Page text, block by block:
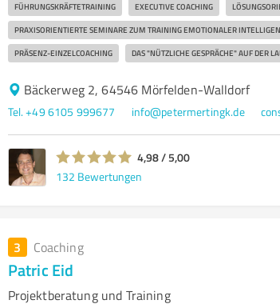
FÜHRUNGSKRÄFTETRAINING EXECUTIVE COACHING
PRAXISORIENTIERTE SEMINARE ZUM TRAINING EMOTIONALER
PRÄSENZ-EINZELCOACHING DAS "NÜTZLICHE GESPRÄCHE" AUF DER
Bäckerweg 2, 64546 Mörfelden-Walldorf
Tel. +49 6105 999677 info@petermertingk.de
4,98 / 5,00
132 Bewertungen
3 Coaching
Patric Eid
Projektberatung und Training